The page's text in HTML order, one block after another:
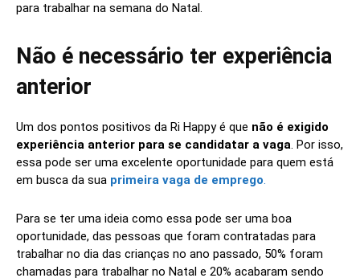
para trabalhar na semana do Natal.
Não é necessário ter experiência
anterior
Um dos pontos positivos da Ri Happy é que não é exigido
experiência anterior para se candidatar a vaga. Por isso,
essa pode ser uma excelente oportunidade para quem está
em busca da sua primeira vaga de emprego.
Para se ter uma ideia como essa pode ser uma boa
oportunidade, das pessoas que foram contratadas para
trabalhar no dia das crianças no ano passado, 50% foram
chamadas para trabalhar no Natal e 20% acabaram sendo